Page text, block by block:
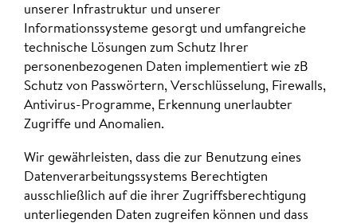
unserer Infrastruktur und unserer
Informationssysteme gesorgt und umfangreiche
technische Lösungen zum Schutz Ihrer
personenbezogenen Daten implementiert wie zB
Schutz von Passwörtern, Verschlüsselung, Firewalls,
Antivirus-Programme, Erkennung unerlaubter
Zugriffe und Anomalien.
Wir gewährleisten, dass die zur Benutzung eines
Datenverarbeitungssystems Berechtigten
ausschließlich auf die ihrer Zugriffsberechtigung
unterliegenden Daten zugreifen können und dass